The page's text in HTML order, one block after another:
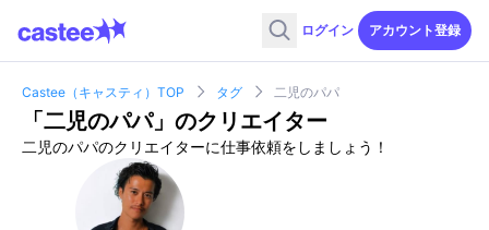
ログイン アカウント登録
Castee（キャスティ）TOP タグ 二児のパパ
「二児のパパ」のクリエイター
二児のパパのクリエイターに仕事依頼をしましょう！